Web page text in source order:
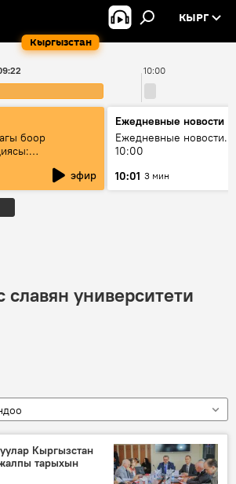
Кыргызстан
КЫРГ
10:00
боор
жана өнүгүү
эфир
Ежедневные новости
Ежедневные новости.
10:00
10:01 3 мин
университети
Кыргызстан
тарыхын